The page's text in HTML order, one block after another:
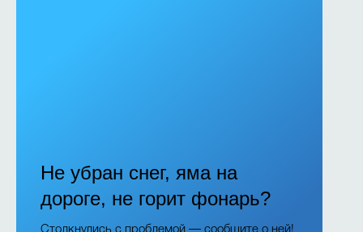
Не убран снег, яма на
дороге, не горит фонарь?
Столкнулись с проблемой — сообщите о ней!